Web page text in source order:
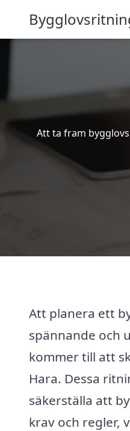
Att ta fram
Att planera ett
spännande och
kommer till att
Hara. Dessa
säkerställa att
krav och regler,